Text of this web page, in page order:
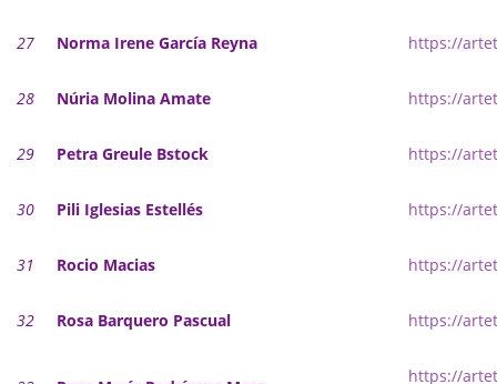
27 Norma Irene García Reyna https://
28 Núria Molina Amate https://
29 Petra Greule Bstock https://
30 Pili Iglesias Estellés https://
31 Rocio Macias https://
32 Rosa Barquero Pascual https://
https://